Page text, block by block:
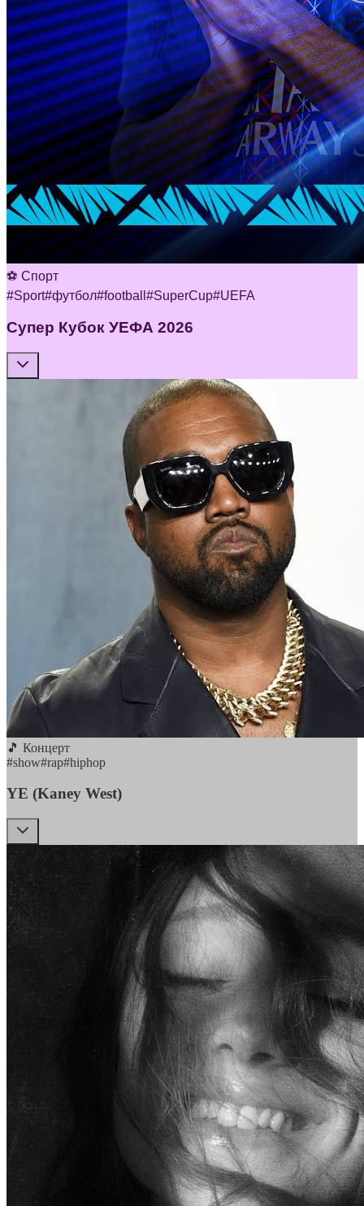
⚽ Спорт
#Sport#футбол#football #SuperCup#UEFA
Супер Кубок УЕФА 2026
🎵 Концерт
#show#rap#hiphop
YE (Kaney West)